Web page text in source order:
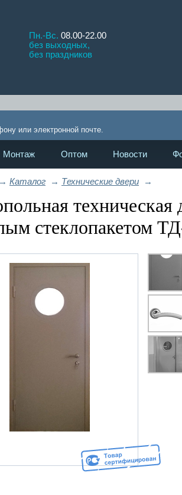
Пн.-Вс. 08.00-22.00
без выходных,
без праздников
или электронной почте.
Монтаж Оптом Новости
Каталог → Технические двери →
стеклопакетом